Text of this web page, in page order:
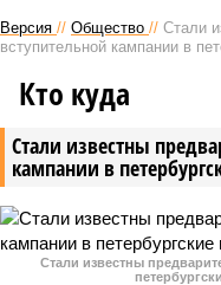
Версия // Общество // Стали
вступительной кампании в
Стали известны
кампании в
Кто куда
Стали известны